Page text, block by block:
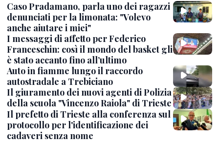
Caso Pradamano, parla uno dei ragazzi
denunciati per la limonata: "Volevo
anche aiutare i miei"
I messaggi di affetto per Federico
Franceschin: così il mondo del basket gli
è stato accanto fino all’ultimo
Auto in fiamme lungo il raccordo
autostradale a Trebiciano
Il giuramento dei nuovi agenti di Polizia
della scuola "Vincenzo Raiola" di Trieste
Il prefetto di Trieste alla conferenza sul
protocollo per l'identificazione dei
cadaveri senza nome